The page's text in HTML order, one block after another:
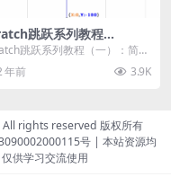
跳跃系列教程
）：简单跳跃
跳跃系列教程（一）：简单
作者：小虎鲸Scratch资源站
年前 3.9K
rights reserved 版权所有
号| 本站资源均
供学习交流使用